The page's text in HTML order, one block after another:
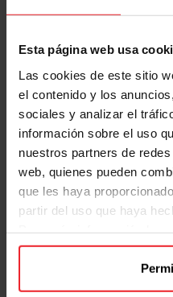
Esta página web usa
Las cookies de este sitio
el contenido y los
sociales y analizar el
información sobre el uso
nuestros partners de
web, quienes pueden
que les haya
partir del uso que haya
estrenó en los cines ‘Una
entrega de la saga Star
frikis, frikis de todo, frikis
comics, de Funko, frikis
Ball, del buceo y del surf,
buena comida, frikis del
celebrar este día y ya
ediciones a nuestras
¿CUÁNDO?
· Del 23 al 25 de mayo de